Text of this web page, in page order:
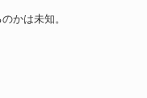
かは未知。